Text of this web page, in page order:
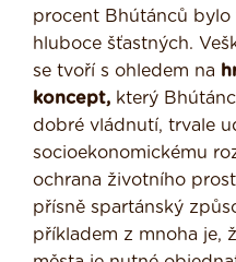
procent Bhútánců bylo
hluboce šťastných.
se tvoří s ohledem na
koncept, který
dobré vládnutí, trvale
socioekonomickému
ochrana životního
přísně spartánský
příkladem z mnoha je,